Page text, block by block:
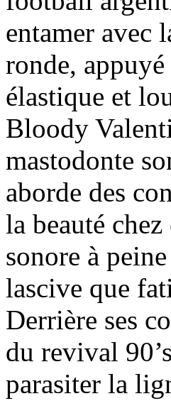
entamer avec
ronde,
élastique et
Bloody
mastodonte
aborde des
la beauté
sonore à
lascive que
Derrière ses
du revival
parasiter la